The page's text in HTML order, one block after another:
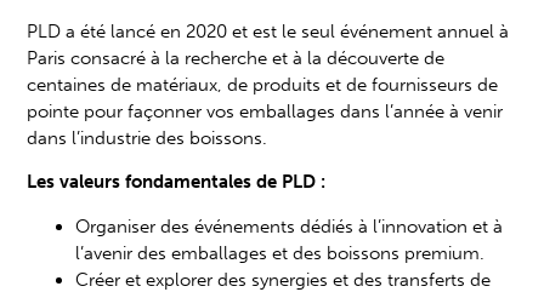
PLD a été lancé en 2020 et est le seul événement annuel à
Paris consacré à la recherche et à la découverte de
centaines de matériaux, de produits et de fournisseurs de
pointe pour façonner vos emballages dans l’année à venir
dans l’industrie des boissons.
Les valeurs fondamentales de PLD :
Organiser des événements dédiés à l’innovation et à
l’avenir des emballages et des boissons premium.
Créer et explorer des synergies et des transferts de